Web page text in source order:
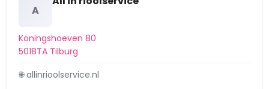
De Katsbogten
De Oude Warande
De Reit
A
Koningshoeven 80
5018TA Tilburg
🌐 allinrioolservice.nl